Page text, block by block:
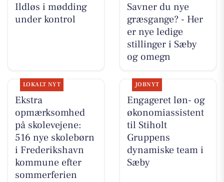
Ildløs i mødding
under kontrol
Savner du nye
græsgange? - Her
er nye ledige
stillinger i Sæby
og omegn
LOKALT NYT
Ekstra
opmærksomhed
på skolevejene:
516 nye skolebørn
i Frederikshavn
kommune efter
sommerferien
JOBNYT
Engageret løn- og
økonomiassistent
til Stiholt
Gruppens
dynamiske team i
Sæby